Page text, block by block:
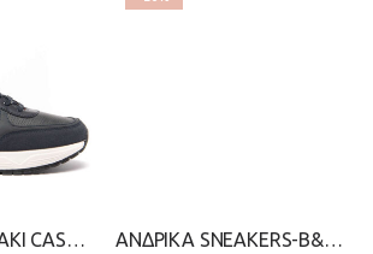
ΑΝΔΡΙΚΟ ΜΠΟΤΑΚΙ CASUAL-S.OLIVER-2111-0016-ΜΠΛΕ ΑΝΔΡΙΚΑ SNEAKERS-B&S-2111-0424-ΛΕΥΚΟ